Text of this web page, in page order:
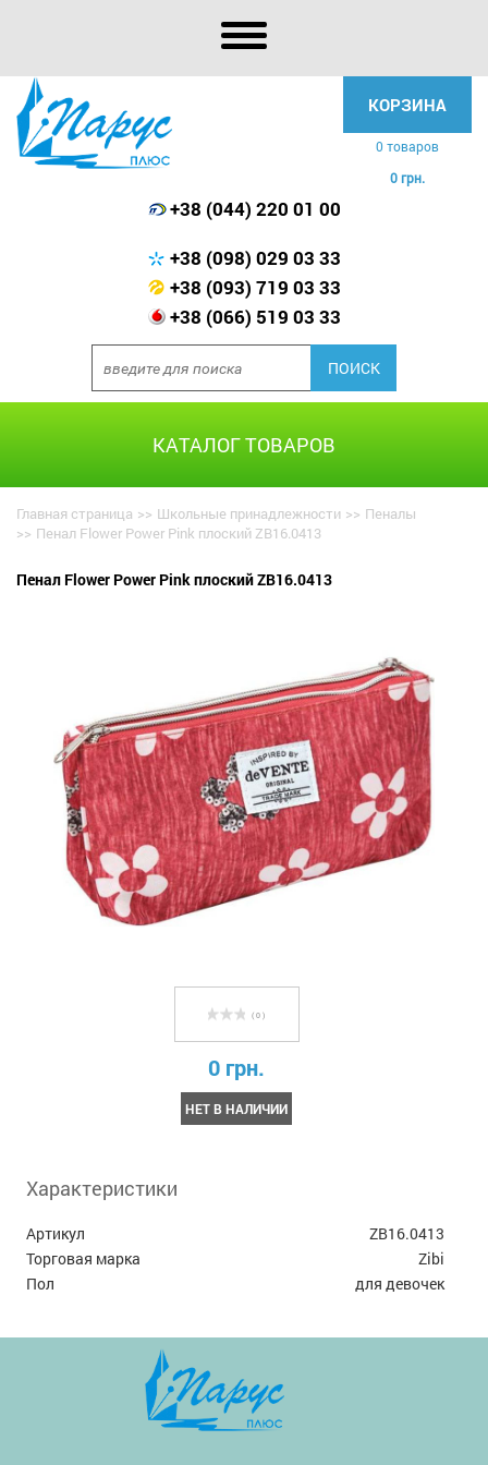
КОРЗИНА
0 товаров
0 грн.
+38 (044) 220 01 00
+38 (098) 029 03 33
+38 (093) 719 03 33
+38 (066) 519 03 33
КАТАЛОГ ТОВАРОВ
Главная страница >> Школьные принадлежности >> Пеналы
>> Пенал Flower Power Pink плоский ZB16.0413
Пенал Flower Power Pink плоский ZB16.0413
( 0 )
0 грн.
НЕТ В НАЛИЧИИ
Характеристики
Артикул
ZB16.0413
Торговая марка
Zibi
Пол
для девочек